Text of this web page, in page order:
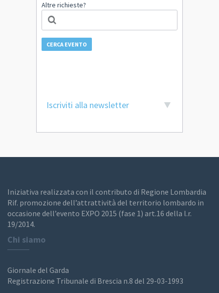
Altre richieste?
CERCA EVENTO
Iscriviti alla newsletter
Iniziativa realizzata con il contributo di Regione Lombardia
Rif. promozione dell’attrattività del territorio lombardo in
occasione dell’evento EXPO 2015 (fase 1) art.16 della l.r.
19/2014.
Chi siamo
Giornale del Garda
Registrazione Tribunale di Brescia n.8 del 29-03-1993